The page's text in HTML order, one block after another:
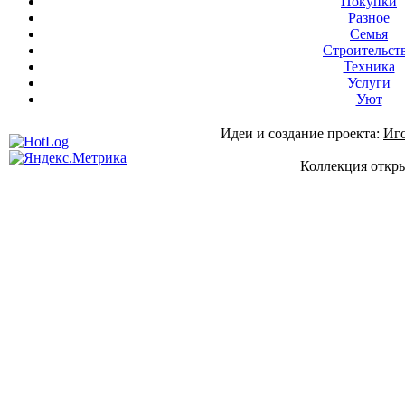
Разное
Семья
Техника
Услуги
Уют
Идеи и создание проекта:
Коллекция